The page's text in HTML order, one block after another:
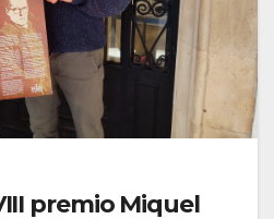
premio Miquel